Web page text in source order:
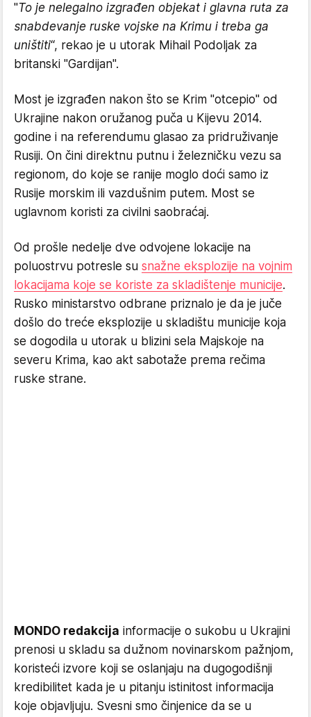
"To je nelegalno izgrađen objekat i glavna ruta za
snabdevanje ruske vojske na Krimu i treba ga
uništiti“, rekao je u utorak Mihail Podoljak za
britanski "Gardijan".
Most je izgrađen nakon što se Krim "otcepio" od
Ukrajine nakon oružanog puča u Kijevu 2014.
godine i na referendumu glasao za pridruživanje
Rusiji. On čini direktnu putnu i železničku vezu sa
regionom, do koje se ranije moglo doći samo iz
Rusije morskim ili vazdušnim putem. Most se
uglavnom koristi za civilni saobraćaj.
Od prošle nedelje dve odvojene lokacije na
poluostrvu potresle su snažne eksplozije na vojnim
lokacijama koje se koriste za skladištenje municije.
Rusko ministarstvo odbrane priznalo je da je juče
došlo do treće eksplozije u skladištu municije koja
se dogodila u utorak u blizini sela Majskoje na
severu Krima, kao akt sabotaže prema rečima
ruske strane.
MONDO redakcija informacije o sukobu u Ukrajini
prenosi u skladu sa dužnom novinarskom pažnjom,
koristeći izvore koji se oslanjaju na dugogodišnji
kredibilitet kada je u pitanju istinitost informacija
koje objavljuju. Svesni smo činjenice da se u